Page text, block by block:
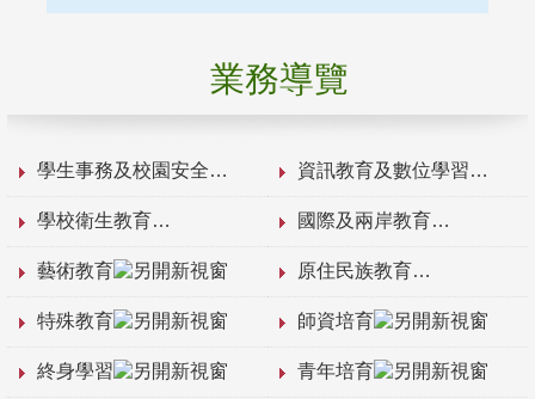
業務導覽
學生事務及校園安全 資訊教育及數位學習
學校衛生教育 國際及兩岸教育
藝術教育 原住民族教育
特殊教育 師資培育
終身學習 青年培育